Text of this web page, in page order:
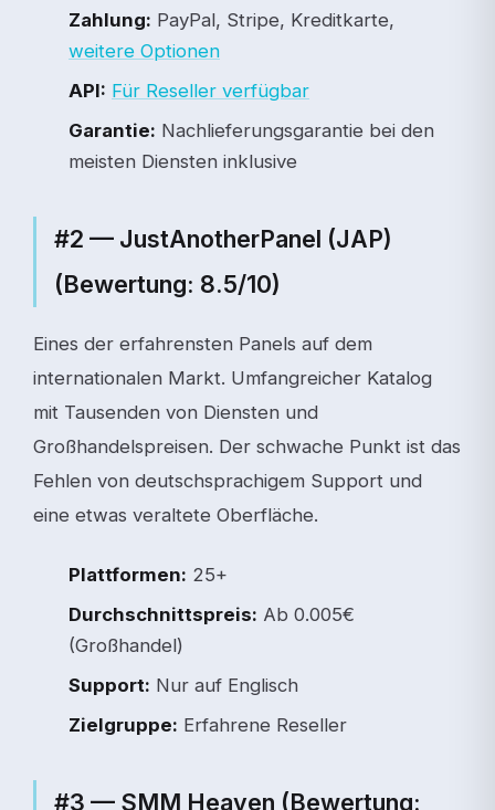
Zahlung: PayPal, Stripe, Kreditkarte,
weitere Optionen
API: Für Reseller verfügbar
Garantie: Nachlieferungsgarantie bei den
meisten Diensten inklusive
#2 — JustAnotherPanel (JAP)
(Bewertung: 8.5/10)
Eines der erfahrensten Panels auf dem
internationalen Markt. Umfangreicher Katalog
mit Tausenden von Diensten und
Großhandelspreisen. Der schwache Punkt ist das
Fehlen von deutschsprachigem Support und
eine etwas veraltete Oberfläche.
Plattformen: 25+
Durchschnittspreis: Ab 0.005€
(Großhandel)
Support: Nur auf Englisch
Zielgruppe: Erfahrene Reseller
#3 — SMM Heaven (Bewertung: